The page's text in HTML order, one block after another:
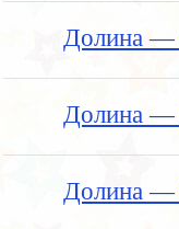
Долина —
Долина —
Долина —